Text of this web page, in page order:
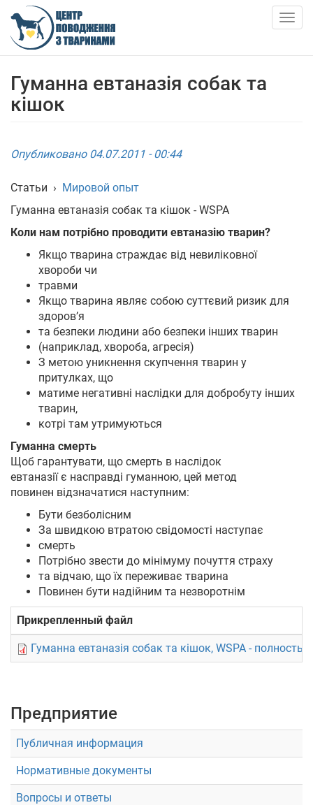
main
content
О НАС
НОВОСТИ
СТАТЬИ
УСЛУГИ
АНКЕТИ ТВАРИН
КОНТАКТЫ
Укр Рус Eng
Гуманна евтаназія собак та
кішок
Опубликовано 04.07.2011 - 00:44
Статьи › Мировой опыт
Гуманна евтаназія собак та кішок - WSPA
Коли нам потрібно проводити евтаназію тварин?
Якщо тварина страждає від невиліковної
хвороби чи
травми
Якщо тварина являє собою суттєвий ризик для
здоров’я
та безпеки людини або безпеки інших тварин
(наприклад, хвороба, агресія)
З метою уникнення скупчення тварин у
притулках, що
матиме негативні наслідки для добробуту інших
тварин,
котрі там утримуються
Гуманна смерть
Щоб гарантувати, що смерть в наслідок
евтаназії є насправді гуманною, цей метод
повинен відзначатися наступним:
Бути безболісним
За швидкою втратою свідомості наступає
смерть
Потрібно звести до мінімуму почуття страху
та відчаю, що їх переживає тварина
Повинен бути надійним та незворотнім
Прикрепленный файл
Гуманна евтаназія собак та кішок, WSPA -
Предприятие
Публичная информация
Нормативные документы
Вопросы и ответы